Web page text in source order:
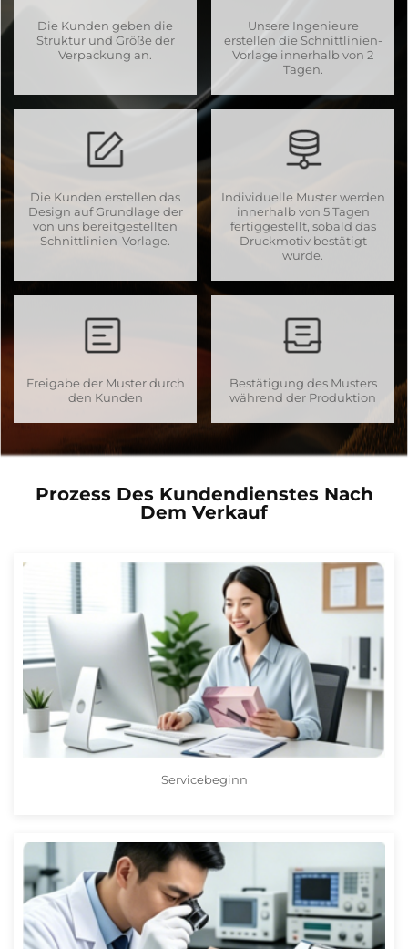
Die Kunden geben die
Struktur und Größe der
Verpackung an.
Unsere Ingenieure
erstellen die Schnittlinien-
Vorlage innerhalb von 2
Tagen.
Die Kunden erstellen das
Design auf Grundlage der
von uns bereitgestellten
Schnittlinien-Vorlage.
Individuelle Muster werden
innerhalb von 5 Tagen
fertiggestellt, sobald das
Druckmotiv bestätigt
wurde.
Freigabe der Muster durch
den Kunden
Bestätigung des Musters
während der Produktion
Prozess Des Kundendienstes Nach
Dem Verkauf
Servicebeginn